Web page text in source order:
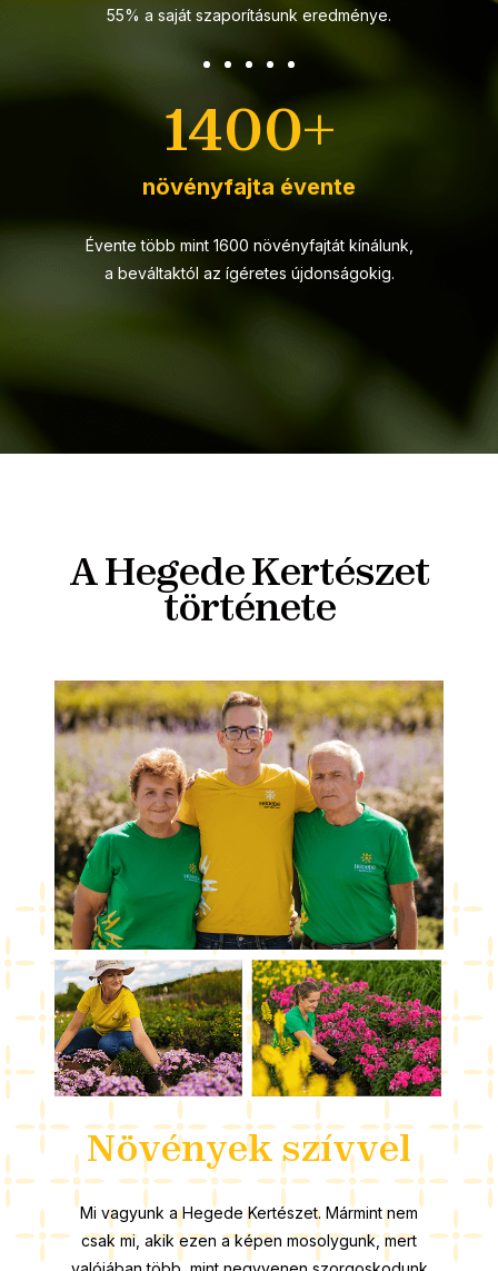
55% a saját szaporításunk eredménye.
1600+
növényfajta évente
Évente több mint 1600 növényfajtát kínálunk,
a beváltaktól az ígéretes újdonságokig.
A Hegede Kertészet
története
Növények szívvel
Mi vagyunk a Hegede Kertészet. Mármint nem
csak mi, akik ezen a képen mosolygunk, mert